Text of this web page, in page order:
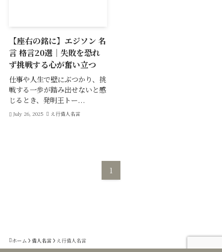
【座右の銘に】エジソン 名
言 格言20選｜失敗を恐れ
ず挑戦する心が奮い立つ
仕事や人生で壁にぶつかり、挑
戦する一歩が踏み出せないと感
じるとき、発明王トー...
July 26, 2025 え行偉人名言
1
ホーム 偉人名言 え行偉人名言